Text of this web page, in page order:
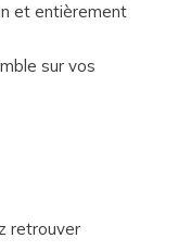
et entièrement
sur vos
retrouver